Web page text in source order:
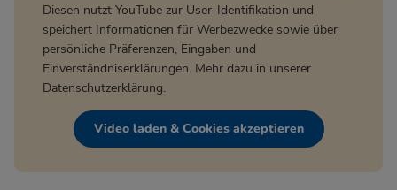
Diesen nutzt YouTube zur User-Identifikation und
speichert Informationen für Werbezwecke sowie über
persönliche Präferenzen, Eingaben und
Einverständniserklärungen. Mehr dazu in unserer
Datenschutzerklärung.
Video laden & Cookies akzeptieren